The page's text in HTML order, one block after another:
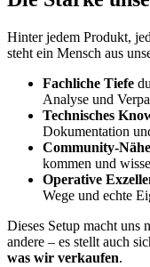
Hinter jedem Produkt,
steht ein Mensch aus
Fachliche Tiefe
Analyse und
Technisches
Dokumentation
Community-Nähe
kommen und
Operative
Wege und echte
Dieses Setup macht uns
andere – es stellt auch
was wir verkaufen.